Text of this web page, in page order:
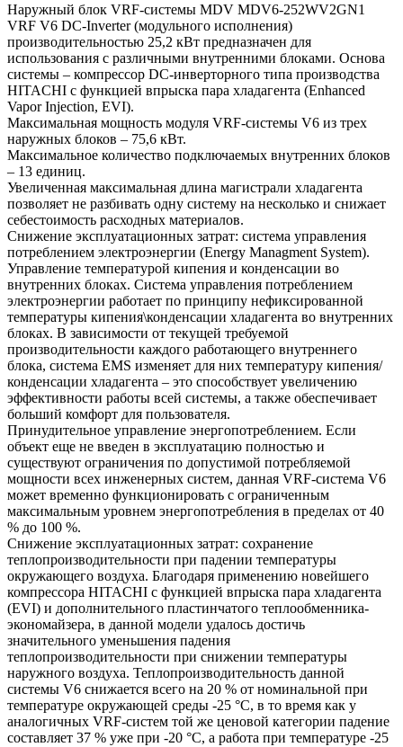
Наружный блок VRF-системы MDV MDV6-252WV2GN1
VRF V6 DC-Inverter (модульного исполнения)
производительностью 25,2 кВт предназначен для
использования с различными внутренними блоками. Основа
системы – компрессор DC-инверторного типа производства
HITACHI с функцией впрыска пара хладагента (Enhanced
Vapor Injection, EVI).
Максимальная мощность модуля VRF-системы V6 из трех
наружных блоков – 75,6 кВт.
Максимальное количество подключаемых внутренних блоков
– 13 единиц.
Увеличенная максимальная длина магистрали хладагента
позволяет не разбивать одну систему на несколько и снижает
себестоимость расходных материалов.
Снижение эксплуатационных затрат: система управления
потреблением электроэнергии (Energy Managment System).
Управление температурой кипения и конденсации во
внутренних блоках. Система управления потреблением
электроэнергии работает по принципу нефиксированной
температуры кипения\конденсации хладагента во внутренних
блоках. В зависимости от текущей требуемой
производительности каждого работающего внутреннего
блока, система EMS изменяет для них температуру кипения/
конденсации хладагента – это способствует увеличению
эффективности работы всей системы, а также обеспечивает
больший комфорт для пользователя.
Принудительное управление энергопотреблением. Если
объект еще не введен в эксплуатацию полностью и
существуют ограничения по допустимой потребляемой
мощности всех инженерных систем, данная VRF-система V6
может временно функционировать с ограниченным
максимальным уровнем энергопотребления в пределах от 40
% до 100 %.
Снижение эксплуатационных затрат: сохранение
теплопроизводительности при падении температуры
окружающего воздуха. Благодаря применению новейшего
компрессора HITACHI с функцией впрыска пара хладагента
(EVI) и дополнительного пластинчатого теплообменника-
экономайзера, в данной модели удалось достичь
значительного уменьшения падения
теплопроизводительности при снижении температуры
наружного воздуха. Теплопроизводительность данной
системы V6 снижается всего на 20 % от номинальной при
температуре окружающей среды -25 °С, в то время как у
аналогичных VRF-систем той же ценовой категории падение
составляет 37 % уже при -20 °С, а работа при температуре -25